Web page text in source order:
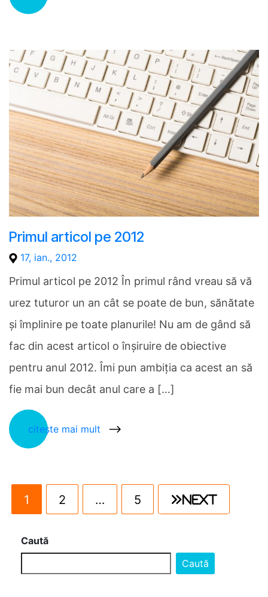
Primul articol pe 2012
17, ian., 2012
Primul articol pe 2012 În primul rând vreau să vă
urez tuturor un an cât se poate de bun, sănătate
şi împlinire pe toate planurile! Nu am de gând să
fac din acest articol o înşiruire de obiective
pentru anul 2012. Îmi pun ambiţia ca acest an să
fie mai bun decât anul care a […]
citește mai mult
1 2 … 5 Next
Caută
Caută